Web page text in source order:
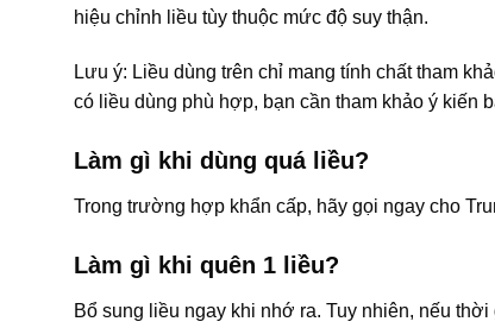
hiệu chỉnh liều tùy thuộc mức độ suy thận.
Lưu ý: Liều dùng trên chỉ mang tính chất tham
có liều dùng phù hợp, bạn cần tham khảo ý kiến
Làm gì khi dùng quá liều?
Trong trường hợp khẩn cấp, hãy gọi ngay cho
Làm gì khi quên 1 liều?
Bổ sung liều ngay khi nhớ ra. Tuy nhiên, nếu